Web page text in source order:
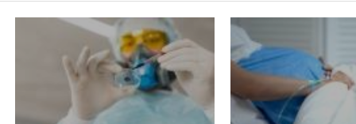
« jumeau numérique » pour
l’accès à la médecine
Youtube